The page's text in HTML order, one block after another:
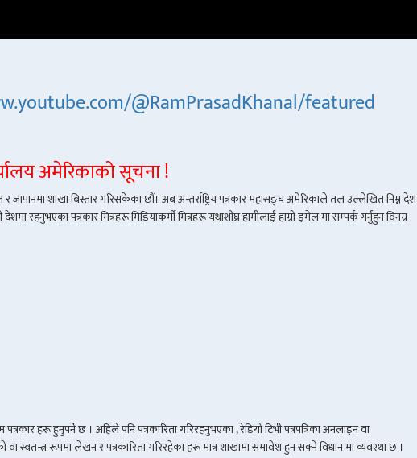
@RamPrasadKhanal/featured
अमेरिकाको सूचना !
र जापानमा शाखा बिस्तार गरिसकेका छौं। अब अन्तर्राष्ट्रिय पत्रकार महासङ्घ अमेरिकाले तल उल्लेखित निम्न देश
रहनुभएका पत्रकार मित्रहरू मिडियाकर्मी मित्रहरू यथाशीघ्र हामीलाई हाम्रो इमेल मा सम्पर्क गर्नुहुन विनम्र
हरू हुनुपर्ने छ । अहिले पनि पत्रकारिता गरिरहनुभएका , रेडियो टिभी पत्रपत्रिका अनलाइन वा
वा स्वतन्त्र रूपमा लेखन र पत्रकारिता गरिरहेका हरू मात्र शाखामा समावेश हुन सक्ने विधान मा व्यवस्था छ ।